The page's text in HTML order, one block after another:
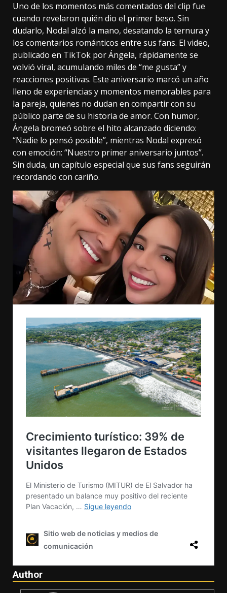
Uno de los momentos más comentados del clip fue
cuando revelaron quién dio el primer beso. Sin
dudarlo, Nodal alzó la mano, desatando la ternura y
los comentarios románticos entre sus fans. El video,
publicado en TikTok por Ángela, rápidamente se
volvió viral, acumulando miles de “me gusta” y
reacciones positivas. Este aniversario marcó un año
lleno de experiencias y momentos memorables para
la pareja, quienes no dudan en compartir con su
público parte de su historia de amor. Con humor,
Ángela bromeó sobre el hito alcanzado diciendo:
“Nadie lo pensó posible”, mientras Nodal expresó
con emoción: “Nuestro primer aniversario juntos”.
Sin duda, un capítulo especial que sus fans seguirán
recordando con cariño.
Author